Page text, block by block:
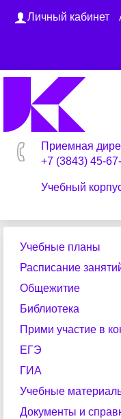
Личный кабинет
Приемная
+7 (3843) 45-
Учебный
Учебные планы
Расписание
Общежитие
Библиотека
Прими участие в
ЕГЭ
ГИА
Учебные
Документы и